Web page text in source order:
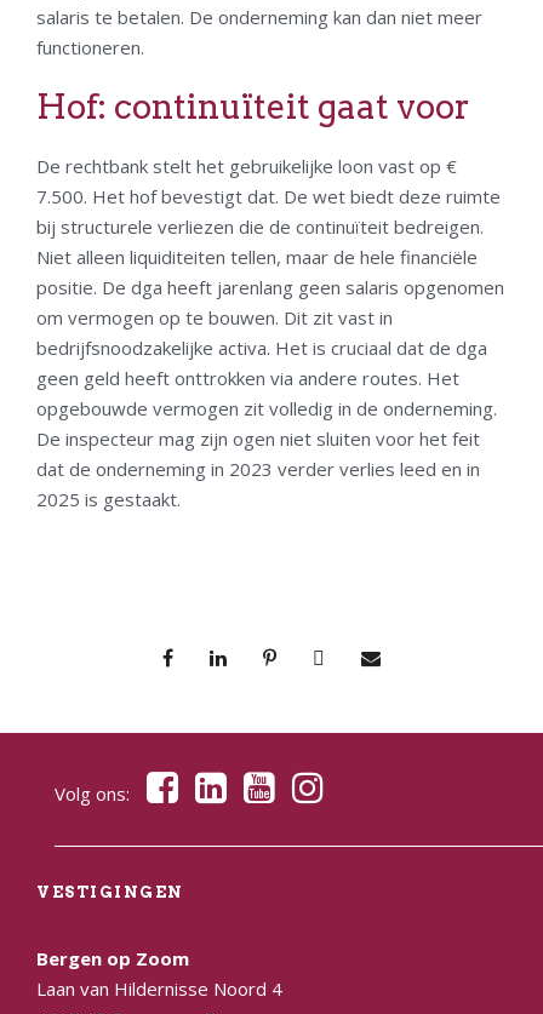
salaris te betalen. De onderneming kan dan niet meer
functioneren.
Hof: continuïteit gaat voor
De rechtbank stelt het gebruikelijke loon vast op €
7.500. Het hof bevestigt dat. De wet biedt deze ruimte
bij structurele verliezen die de continuïteit bedreigen.
Niet alleen liquiditeiten tellen, maar de hele financiële
positie. De dga heeft jarenlang geen salaris opgenomen
om vermogen op te bouwen. Dit zit vast in
bedrijfsnoodzakelijke activa. Het is cruciaal dat de dga
geen geld heeft onttrokken via andere routes. Het
opgebouwde vermogen zit volledig in de onderneming.
De inspecteur mag zijn ogen niet sluiten voor het feit
dat de onderneming in 2023 verder verlies leed en in
2025 is gestaakt.
Volg ons:
VESTIGINGEN
Bergen op Zoom
Laan van Hildernisse Noord 4